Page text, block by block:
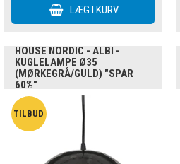
HOUSE NORDIC - ALBI -
KUGLELAMPE Ø35
(MØRKEGRÅ/GULD) "SPAR
60%"